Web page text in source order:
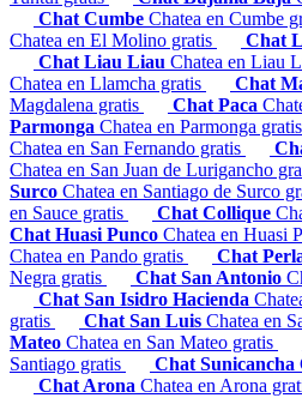
Chat Cumbe Chatea en Cumbe
Chatea en El Molino gratis
Chat
Chat Liau Liau Chatea en Liau
Chatea en Llamcha gratis
Chat
Magdalena gratis
Chat Paca
Parmonga Chatea en Parmonga gratis
Chatea en San Fernando gratis
Chatea en San Juan de Lurigancho
Surco Chatea en Santiago de Surco
en Sauce gratis
Chat Collique
Chat Huasi Punco Chatea en Huasi
Chatea en Pando gratis
Chat
Negra gratis
Chat San Antonio
Chat San Isidro Hacienda
gratis
Chat San Luis Chatea en
Mateo Chatea en San Mateo gratis
Santiago gratis
Chat Sunicancha
Chat Arona Chatea en Arona